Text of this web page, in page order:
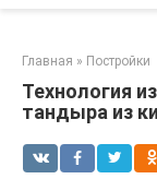
Главная » Постройки
Технология
тандыра из